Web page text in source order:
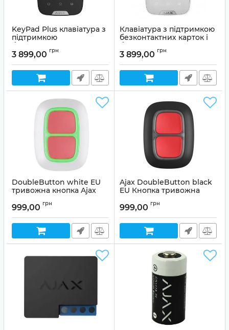
KeyPad Plus клавіатура з
підтримкою
безконтактних карток і
брелоків Ajax Чорна
Артикул: 99-00005102
3 899,00 грн
Клавіатура з підтримкою
безконтактних карток і
брелоків Ajax KeyPad
Plus Біла
Артикул: 99-00005103
3 899,00 грн
DoubleButton white EU
тривожна кнопка Ajax
999,00 грн
Ajax DoubleButton black
EU Кнопка тривожна
999,00 грн